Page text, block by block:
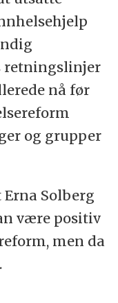
retningslinjer
nå før
og grupper
Erna Solberg
være positiv
men da